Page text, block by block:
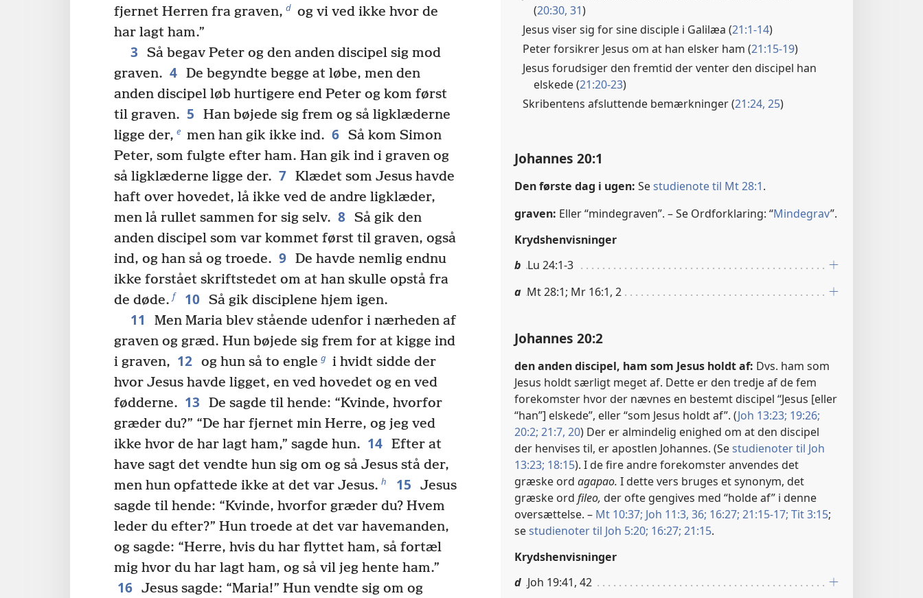
fjernet Herren fra graven, d og vi ved ikke hvor de
har lagt ham.”
3
Så begav Peter og den anden discipel sig mod
graven. 4 De begyndte begge at løbe, men den
anden discipel løb hurtigere end Peter og kom først
til graven. 5
Han bøjede sig frem og så ligklæderne
ligge der, e men han gik ikke ind. 6 Så kom Simon
Peter, som fulgte efter ham. Han gik ind i graven og
så ligklæderne ligge der. 7 Klædet som Jesus havde
haft over hovedet, lå ikke ved de andre ligklæder,
men lå rullet sammen for sig selv. 8 Så gik den
anden discipel som var kommet først til graven, også
ind, og han så og troede. 9 De havde nemlig endnu
ikke forstået skriftstedet om at han skulle opstå fra
de døde. f 10 Så gik disciplene hjem igen.
11
Men Maria blev stående udenfor i nærheden af
graven og græd. Hun bøjede sig frem for at kigge ind
i graven, 12 og hun så to engle g i hvidt sidde der
hvor Jesus havde ligget, en ved hovedet og en ved
fødderne. 13
De sagde til hende: “Kvinde, hvorfor
græder du?” “De har fjernet min Herre, og jeg ved
ikke hvor de har lagt ham,” sagde hun. 14 Efter at
have sagt det vendte hun sig om og så Jesus stå der,
men hun opfattede ikke at det var Jesus. h 15
Jesus
sagde til hende: “Kvinde, hvorfor græder du? Hvem
leder du efter?” Hun troede at det var havemanden,
og sagde: “Herre, hvis du har flyttet ham, så fortæl
mig hvor du har lagt ham, og så vil jeg hente ham.”
16 Jesus sagde: “Maria!” Hun vendte sig om og
(20:30, 31)
Jesus viser sig for sine disciple i Galilæa (21:1-14)
Peter forsikrer Jesus om at han elsker ham (21:15-19)
Jesus forudsiger den fremtid der venter den discipel han
elskede (21:20-23)
Skribentens afsluttende bemærkninger (21:24, 25)
Johannes 20:1
Den første dag i ugen: Sestudienote til Mt 28:1.
graven: Eller “mindegraven”. – Se Ordforklaring: “Mindegrav”.
Krydshenvisninger
b Lu 24:1-3
a Mt 28:1; Mr 16:1, 2
Johannes 20:2
den anden discipel, ham som Jesus holdt af: Dvs. ham som
Jesus holdt særligt meget af. Dette er den tredje af de fem
forekomster hvor der nævnes en bestemt discipel “Jesus [eller
“han”] elskede”, eller “som Jesus holdt af”. (Joh 13:23; 19:26;
20:2; 21:7, 20) Der er almindelig enighed om at den discipel
der henvises til, er apostlen Johannes. (Sestudienoter til Joh
13:23; 18:15). I de fire andre forekomster anvendes det
græske ord agapao. I dette vers bruges et synonym, det
græske ord fileo, der ofte gengives med “holde af” i denne
oversættelse. – Mt 10:37; Joh 11:3, 36; 16:27; 21:15-17; Tit 3:15;
sestudienoter til Joh 5:20; 16:27; 21:15.
Krydshenvisninger
d Joh 19:41, 42